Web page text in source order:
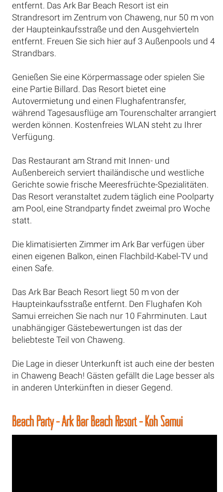
entfernt. Das Ark Bar Beach Resort ist ein
Strandresort im Zentrum von Chaweng, nur 50 m von
der Haupteinkaufsstraße und den Ausgehvierteln
entfernt. Freuen Sie sich hier auf 3 Außenpools und 4
Strandbars.
Genießen Sie eine Körpermassage oder spielen Sie
eine Partie Billard. Das Resort bietet eine
Autovermietung und einen Flughafentransfer,
während Tagesausflüge am Tourenschalter arrangiert
werden können. Kostenfreies WLAN steht zu Ihrer
Verfügung.
Das Restaurant am Strand mit Innen- und
Außenbereich serviert thailändische und westliche
Gerichte sowie frische Meeresfrüchte-Spezialitäten.
Das Resort veranstaltet zudem täglich eine Poolparty
am Pool, eine Strandparty findet zweimal pro Woche
statt.
Die klimatisierten Zimmer im Ark Bar verfügen über
einen eigenen Balkon, einen Flachbild-Kabel-TV und
einen Safe.
Das Ark Bar Beach Resort liegt 50 m von der
Haupteinkaufsstraße entfernt. Den Flughafen Koh
Samui erreichen Sie nach nur 10 Fahrminuten. Laut
unabhängiger Gästebewertungen ist das der
beliebteste Teil von Chaweng.
Die Lage in dieser Unterkunft ist auch eine der besten
in Chaweng Beach! Gästen gefällt die Lage besser als
in anderen Unterkünften in dieser Gegend.
Beach Party - Ark Bar Beach Resort - Koh Samui